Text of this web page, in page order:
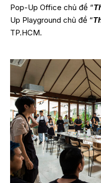
Pop-Up Office chủ đề “
Up Playground chủ đề “
TP.HCM.